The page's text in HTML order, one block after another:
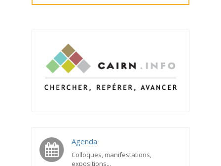
Agenda
Colloques, manifestations,
expositions...